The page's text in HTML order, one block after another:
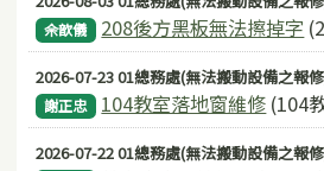
佘歆儀 208後方黑板無法擦掉字
2026-07-23 01總務處(無法搬動設備之報
謝正忠 104教室落地窗維修 (104
2026-07-22 01總務處(無法搬動設備之報